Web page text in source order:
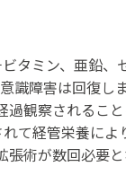
ミン、亜鉛、
識障害は回復し
観察されるこ
て経管栄養に
術が数回必要と